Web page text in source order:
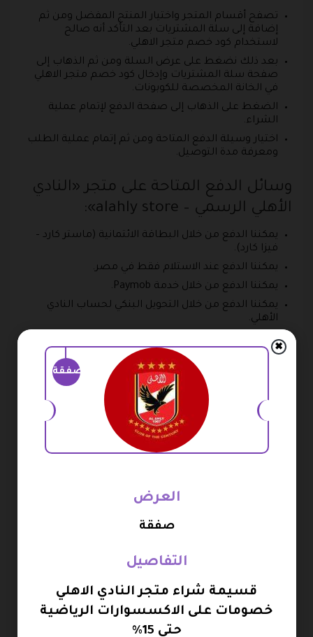
تصفح أقسام المتجر واختيار المنتج المفضل ومن ثم
إضافة إلى سلة المشتريات بعد التأكد أنه صالح
لاستخدام كود خصم متجر الاهلي.
بعد ذلك نضغط على عرض السلة ومن ثم الذهاب إلى
صفحة سلة المشتريات وإدخال كود خصم متجر الاهلي
في الخانة المخصصة للكوبونات.
الضغط على الذهاب إلى صفحة الدفع لإتمام عملية
الشراء.
اختيار وسيلة الدفع المتاحة ومن ثم إتمام عملية الطلب
ومعرفة مدة التوصيل.
وسائل الدفع المتاحة على متجر «النادي
الأهلي الرسمي – alahly store»:
يمكننا الدفع من خلال البطاقة الائتمانية (ماستر كارد –
فيزا كارد).
يمكننا الدفع عند الاستلام فقط في مصر.
يمكننا الدفع من خلال خدمة Paymob.
يمكننا الدفع من خلال التحويل البنكي لحساب النادي
الأهلي.
يمكننا الدفع من خلال خدمة باي آبل.
يمكننا الدفع من خلال أمريكان إكسبريس.
مدة التوصيل وسياسة الشحن بمتجر
«النادي الأهلي الرسمي – alahly store»:
متاح توصيل الطلبية داخل محافظات مصر في مدة تبدء
متاح التوصيل مجاني على الشحنة التي تزيد قيمتها عن
صفقة
✖
العرض
صفقة
التفاصيل
قسيمة شراء متجر النادي الاهلي
خصومات على الاكسسوارات الرياضية
حتى 15%